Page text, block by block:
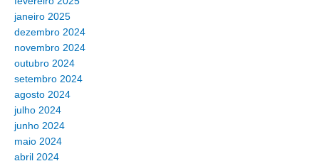
janeiro 2025
dezembro 2024
novembro 2024
outubro 2024
setembro 2024
agosto 2024
julho 2024
junho 2024
maio 2024
abril 2024